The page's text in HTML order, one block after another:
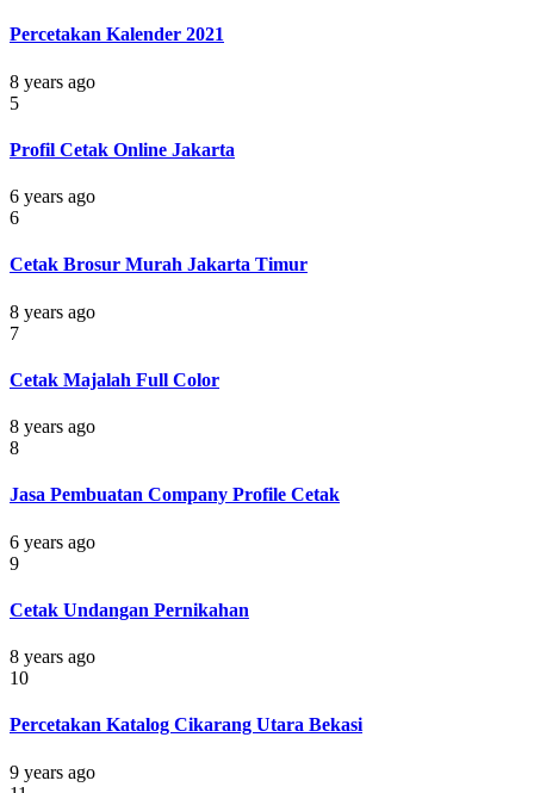
Percetakan Kalender 2021
8 years ago
5
Profil Cetak Online Jakarta
6 years ago
6
Cetak Brosur Murah Jakarta Timur
8 years ago
7
Cetak Majalah Full Color
8 years ago
8
Jasa Pembuatan Company Profile Cetak
6 years ago
9
Cetak Undangan Pernikahan
8 years ago
10
Percetakan Katalog Cikarang Utara Bekasi
9 years ago